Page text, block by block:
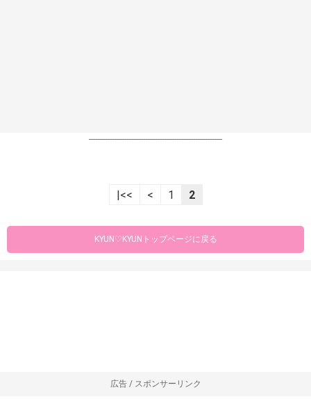
----------------------------------------------------------------
|<< < 1 2
KYUN♡KYUNトップページに戻る
広告 / スポンサーリンク